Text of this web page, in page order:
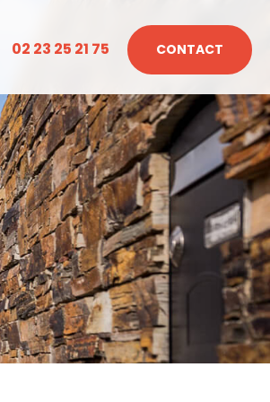
02 23 25 21 75 CONTACT